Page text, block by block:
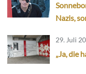
Nazis,
29. Juli
„Ja, die